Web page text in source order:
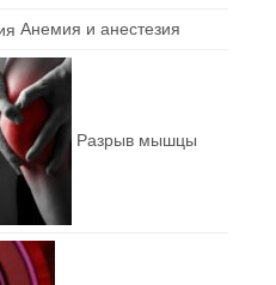
Анемия и анестезия
Разрыв мышцы